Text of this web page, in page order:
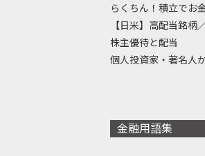
らくちん！積立でお
【日米】高配当銘柄
株主優待と配当
個人投資家・著名人
金融用語集